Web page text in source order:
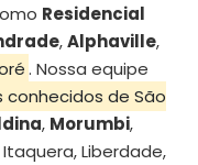
Residencial
,Alphaville,
. Nossa equipe
conhecidos de São
, Morumbi,
Itaquera, Liberdade,